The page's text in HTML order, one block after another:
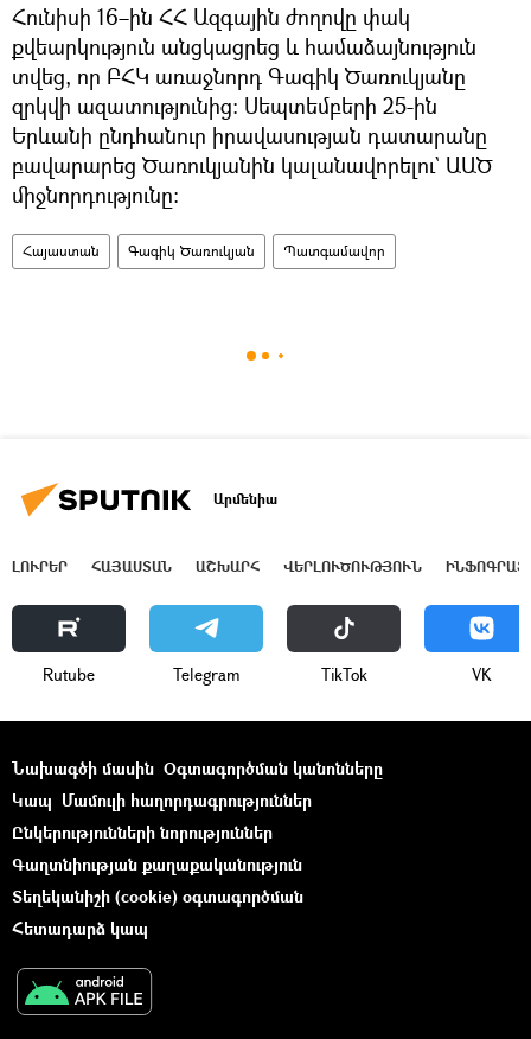
Հունիսի 16–ին ՀՀ Ազգային ժողովը փակ
քվեարկություն անցկացրեց և համաձայնություն
տվեց, որ ԲՀԿ առաջնորդ Գագիկ Ծառուկյանը
զրկվի ազատությունից։ Սեպտեմբերի 25-ին
Երևանի ընդհանուր իրավասության դատարանը
բավարարեց Ծառուկյանին կալանավորելու` ԱԱԾ
միջնորդությունը։
Հայաստան Գագիկ Ծառուկյան Պատգամավոր
Արմենիա
ԼՈՒՐԵՐ ՀԱՅԱՍՏԱՆ ԱՇԽԱՐՀ ՎԵՐԼՈՒԾՈՒԹՅՈՒՆ
Rutube Telegram ТikТоk VK
Նախագծի մասին Օգտագործման կանոնները
Կապ Մամուլի հաղորդագրություններ
Ընկերությունների նորություններ
Գաղտնիության քաղաքականություն
Տեղեկանիշի (cookie) օգտագործման
Հետադարձ կապ